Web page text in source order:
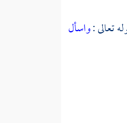
تعالى :واسأل